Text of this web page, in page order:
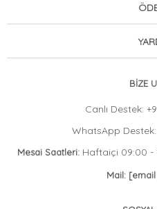
BİZE
Canlı Destek:
WhatsApp Destek:
Mesai Saatleri: Haftaiçi 09:00 -
Mail: